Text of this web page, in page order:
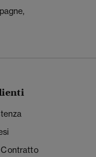
Contratto